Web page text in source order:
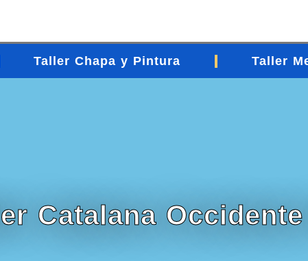
Taller Chapa y Pintura Taller
Catalana